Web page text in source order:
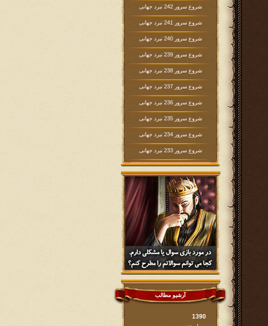
شروع سرور 242 نبرد جهانی
شروع سرور 241 نبرد جهانی
شروع سرور 240 نبرد جهانی
شروع سرور 239 نبرد جهانی
شروع سرور 238 نبرد جهانی
شروع سرور 237 نبرد جهانی
شروع سرور 236 نبرد جهانی
شروع سرور 235 نبرد جهانی
شروع سرور 234 نبرد جهانی
شروع سرور 233 نبرد جهانی
آرشیو مطالب
1390